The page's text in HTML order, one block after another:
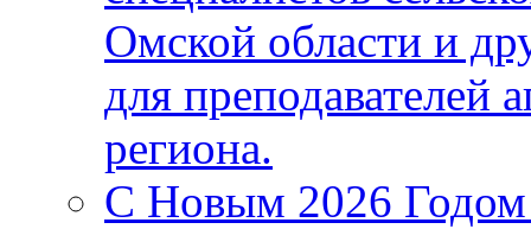
Омской области и
для преподавателей
региона.
C Новым 2026